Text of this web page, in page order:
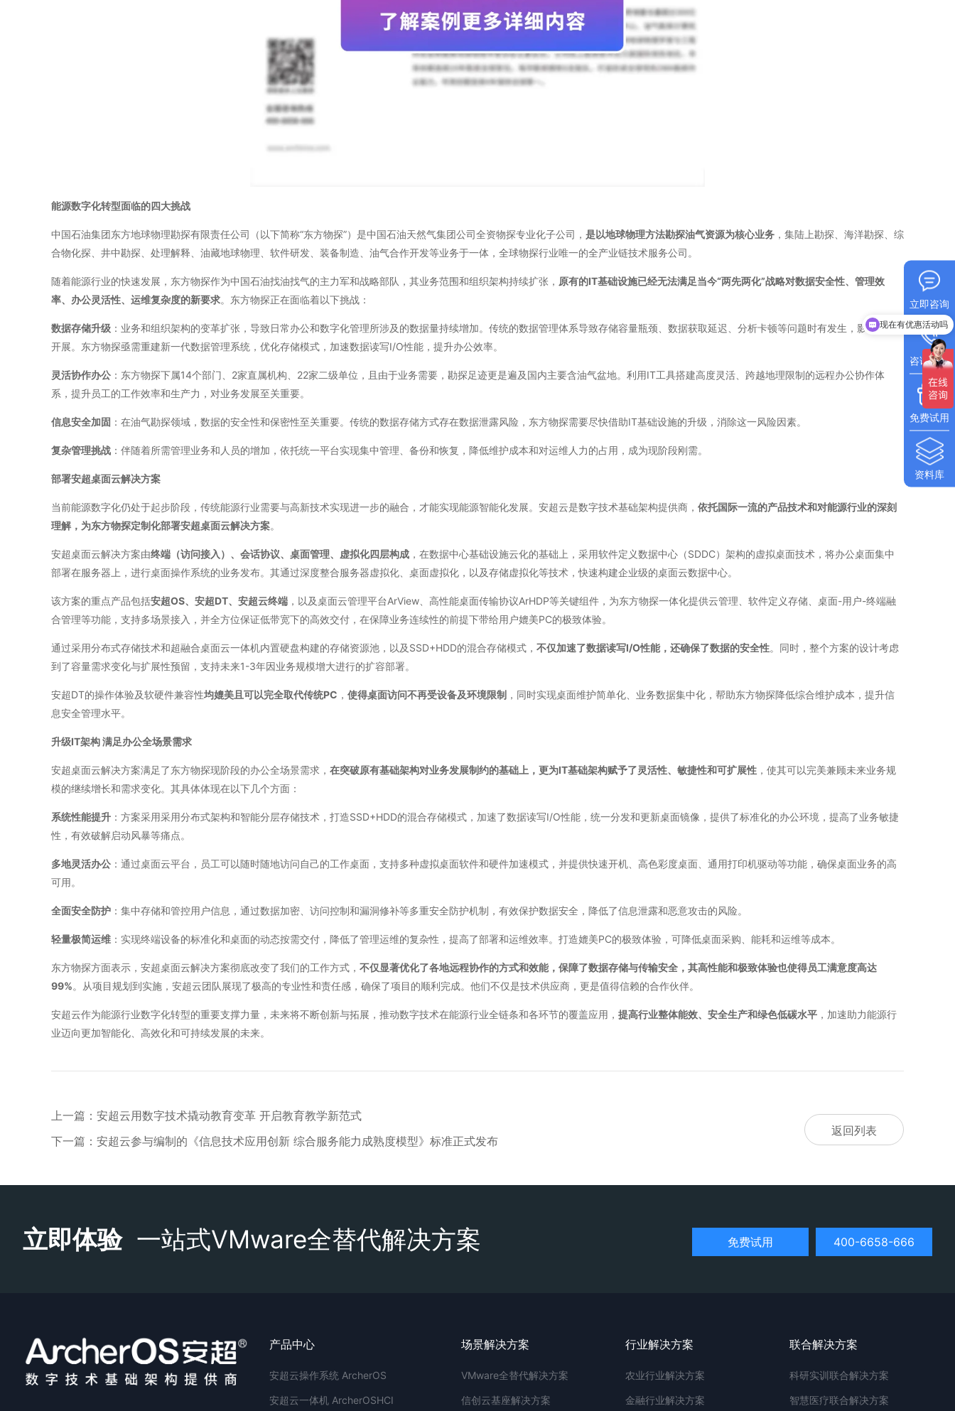
能源数字化转型面临的四大挑战
中国石油集团东方地球物理勘探有限责任公司（以下简称“东方物探”）是中国石油天然气集团公司全资物探专业化子公司， 是以地球物理方法勘探油气资源为核心业务 ，集陆上勘探、海洋勘探、综
合物化探、井中勘探、处理解释、油藏地球物理、软件研发、装备制造、油气合作开发等业务于一体，全球物探行业唯一的全产业链技术服务公司。
随着能源行业的快速发展，东方物探作为中国石油找油找气的主力军和战略部队，其业务范围和组织架构持续扩张， 原有的IT基础设施已经无法满足当今“两先两化”战略对数据安全性、管理效
率、办公灵活性、运维复杂度的新要求。东方物探正在面临着以下挑战：
数据存储升级 ：业务和组织架构的变革扩张，导致日常办公和数字化管理所涉及的数据量持续增加。传统的数据管理体系导致存储容量瓶颈、数据获取延迟、分析卡顿等问题时有发生，影响业务
开展。东方物探亟需重建新一代数据管理系统，优化存储模式，加速数据读写I/O性能，提升办公效率。
灵活协作办公 ：东方物探下属14个部门、2家直属机构、22家二级单位，且由于业务需要，勘探足迹更是遍及国内主要含油气盆地。利用IT工具搭建高度灵活、跨越地理限制的远程办公协作体
系，提升员工的工作效率和生产力，对业务发展至关重要。
信息安全加固 ：在油气勘探领域，数据的安全性和保密性至关重要。传统的数据存储方式存在数据泄露风险，东方物探需要尽快借助IT基础设施的升级，消除这一风险因素。
复杂管理挑战 ：伴随着所需管理业务和人员的增加，依托统一平台实现集中管理、备份和恢复，降低维护成本和对运维人力的占用，成为现阶段刚需。
部署安超桌面云解决方案
当前能源数字化仍处于起步阶段，传统能源行业需要与高新技术实现进一步的融合，才能实现能源智能化发展。安超云是数字技术基础架构提供商， 依托国际一流的产品技术和对能源行业的深刻
理解，为东方物探定制化部署安超桌面云解决方案。
安超桌面云解决方案由终端（访问接入）、会话协议、桌面管理、虚拟化四层构成 ，在数据中心基础设施云化的基础上，采用软件定义数据中心（SDDC）架构的虚拟桌面技术，将办公桌面集中
部署在服务器上，进行桌面操作系统的业务发布。其通过深度整合服务器虚拟化、桌面虚拟化，以及存储虚拟化等技术，快速构建企业级的桌面云数据中心。
该方案的重点产品包括安超OS、安超DT、安超云终端 ，以及桌面云管理平台ArView、高性能桌面传输协议ArHDP等关键组件，为东方物探一体化提供云管理、软件定义存储、桌面-用户-终端融
合管理等功能，支持多场景接入，并全方位保证低带宽下的高效交付，在保障业务连续性的前提下带给用户媲美PC的极致体验。
通过采用分布式存储技术和超融合桌面云一体机内置硬盘构建的存储资源池，以及SSD+HDD的混合存储模式， 不仅加速了数据读写I/O性能，还确保了数据的安全性。同时，整个方案的设计考虑
到了容量需求变化与扩展性预留，支持未来1-3年因业务规模增大进行的扩容部署。
安超DT的操作体验及软硬件兼容性均媲美且可以完全取代传统PC ， 使得桌面访问不再受设备及环境限制 ，同时实现桌面维护简单化、业务数据集中化，帮助东方物探降低综合维护成本，提升信
息安全管理水平。
升级IT架构 满足办公全场景需求
安超桌面云解决方案满足了东方物探现阶段的办公全场景需求， 在突破原有基础架构对业务发展制约的基础上，更为IT基础架构赋予了灵活性、敏捷性和可扩展性 ，使其可以完美兼顾未来业务规
模的继续增长和需求变化。其具体体现在以下几个方面：
系统性能提升 ：方案采用采用分布式架构和智能分层存储技术，打造SSD+HDD的混合存储模式，加速了数据读写I/O性能，统一分发和更新桌面镜像，提供了标准化的办公环境，提高了业务敏捷
性，有效破解启动风暴等痛点。
多地灵活办公 ：通过桌面云平台，员工可以随时随地访问自己的工作桌面，支持多种虚拟桌面软件和硬件加速模式，并提供快速开机、高色彩度桌面、通用打印机驱动等功能，确保桌面业务的高
可用。
全面安全防护 ：集中存储和管控用户信息，通过数据加密、访问控制和漏洞修补等多重安全防护机制，有效保护数据安全，降低了信息泄露和恶意攻击的风险。
轻量极简运维 ：实现终端设备的标准化和桌面的动态按需交付，降低了管理运维的复杂性，提高了部署和运维效率。打造媲美PC的极致体验，可降低桌面采购、能耗和运维等成本。
东方物探方面表示，安超桌面云解决方案彻底改变了我们的工作方式， 不仅显著优化了各地远程协作的方式和效能，保障了数据存储与传输安全，其高性能和极致体验也使得员工满意度高达
99%。从项目规划到实施，安超云团队展现了极高的专业性和责任感，确保了项目的顺利完成。他们不仅是技术供应商，更是值得信赖的合作伙伴。
安超云作为能源行业数字化转型的重要支撑力量，未来将不断创新与拓展，推动数字技术在能源行业全链条和各环节的覆盖应用， 提高行业整体能效、安全生产和绿色低碳水平 ，加速助力能源行
业迈向更加智能化、高效化和可持续发展的未来。
上一篇：安超云用数字技术撬动教育变革 开启教育教学新范式
下一篇：安超云参与编制的《信息技术应用创新 综合服务能力成熟度模型》标准正式发布
返回列表
立即体验 一站式VMware全替代解决方案 免费试用 400-6658-666
产品中心
安超云操作系统 ArcherOS
安超云一体机 ArcherOSHCI
场景解决方案
VMware全替代解决方案
信创云基座解决方案
行业解决方案
农业行业解决方案
金融行业解决方案
联合解决方案
科研实训联合解决方案
智慧医疗联合解决方案
立即咨询
咨询电话
免费试用
资料库
可以介绍下你们的产品么
现在有优惠活动吗